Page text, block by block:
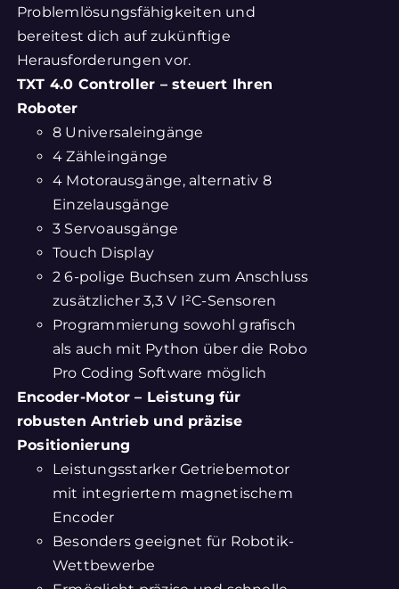
Problemlösungsfähigkeiten und
bereitest dich auf zukünftige
Herausforderungen vor.
TXT 4.0 Controller – steuert Ihren
Roboter
8 Universaleingänge
4 Zähleingänge
4 Motorausgänge, alternativ 8
Einzelausgänge
3 Servoausgänge
Touch Display
2 6-polige Buchsen zum Anschluss
zusätzlicher 3,3 V I²C-Sensoren
Programmierung sowohl grafisch
als auch mit Python über die Robo
Pro Coding Software möglich
Encoder-Motor – Leistung für
robusten Antrieb und präzise
Positionierung
Leistungsstarker Getriebemotor
mit integriertem magnetischem
Encoder
Besonders geeignet für Robotik-
Wettbewerbe